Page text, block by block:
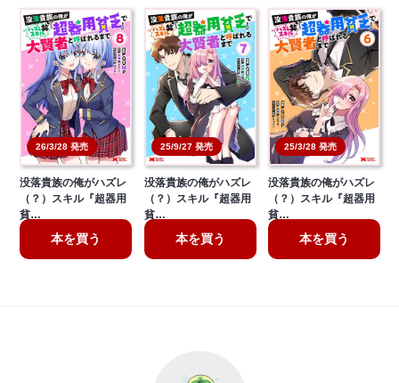
26/3/28 発売
没落貴族の俺がハズレ
（？）スキル『超器用
貧…
本を買う
25/9/27 発売
没落貴族の俺がハズレ
（？）スキル『超器用
貧…
本を買う
25/3/28 発売
没落貴族の俺がハズレ
（？）スキル『超器用
貧…
本を買う